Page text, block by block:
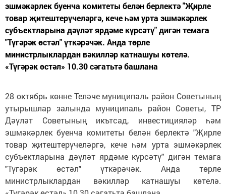
эшмәкәрлек буенча комитеты белән берлектә "Җирле
товар җитештерүчеләргә, кече һәм урта эшмәкәрлек
субъектларына дәүләт ярдәме күрсәтү" дигән темага
"Түгәрәк өстәл" үткәрәчәк. Анда төрле
министрлыклардан вәкилләр катнашуы көтелә.
«Түгәрәк өстәл» 10.30 сәгатьтә башлана
28 октябрь көнне Теләче муниципаль район Советының
утырышлар залында муниципаль район Советы, ТР
Дәүләт Советының икътсад, инвестицияләр һәм
эшмәкәрлек буенча комитеты белән берлектә "Җирле
товар җитештерүчеләргә, кече һәм урта эшмәкәрлек
субъектларына дәүләт ярдәме күрсәтү" дигән темага
"Түгәрәк өстәл" үткәрәчәк. Анда төрле
министрлыклардан вәкилләр катнашуы көтелә.